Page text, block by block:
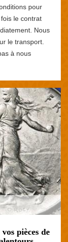
pour
le contrat
Nous
le transport.
à nous
pièces de